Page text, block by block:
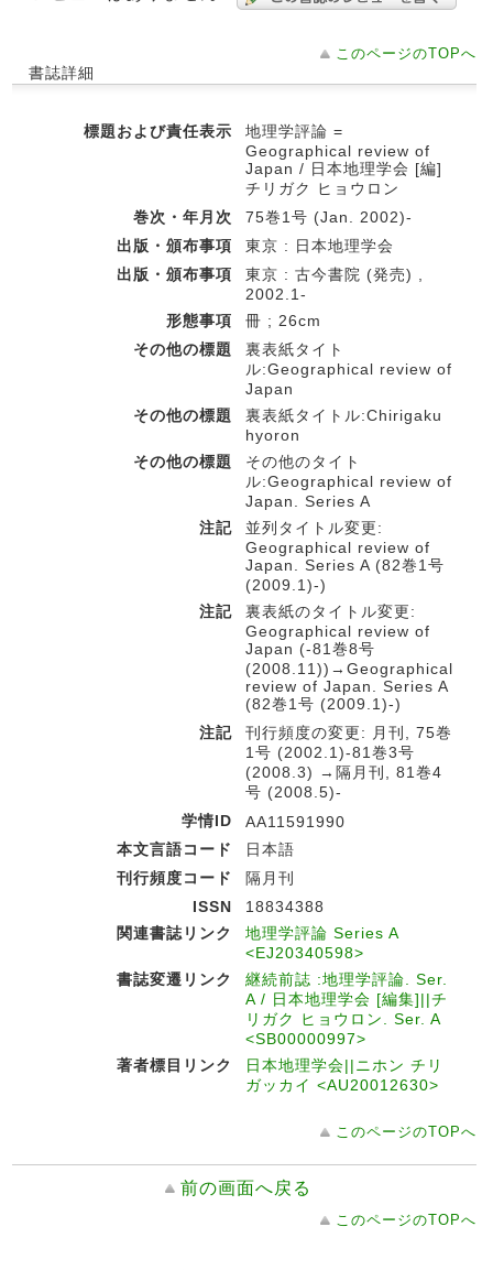
このページのTOPへ
書誌詳細
標題および責任表示
地理学評論 =
Geographical review of
Japan / 日本地理学会 [編]
チリガク ヒョウロン
巻次・年月次
75巻1号 (Jan. 2002)-
出版・頒布事項
東京 : 日本地理学会
出版・頒布事項
東京 : 古今書院 (発売) ,
2002.1-
形態事項
冊 ; 26cm
その他の標題
裏表紙タイト
ル:Geographical review of
Japan
その他の標題
裏表紙タイトル:Chirigaku
hyoron
その他の標題
その他のタイト
ル:Geographical review of
Japan. Series A
注記
並列タイトル変更:
Geographical review of
Japan. Series A (82巻1号
(2009.1)-)
注記
裏表紙のタイトル変更:
Geographical review of
Japan (-81巻8号
(2008.11))→Geographical
review of Japan. Series A
(82巻1号 (2009.1)-)
注記
刊行頻度の変更: 月刊, 75巻
1号 (2002.1)-81巻3号
(2008.3) →隔月刊, 81巻4
号 (2008.5)-
学情ID
AA11591990
本文言語コード
日本語
刊行頻度コード
隔月刊
ISSN
18834388
関連書誌リンク
地理学評論 Series A
<EJ20340598>
書誌変遷リンク
継続前誌 :地理学評論. Ser.
A / 日本地理学会 [編集]||チ
リガク ヒョウロン. Ser. A
<SB00000997>
著者標目リンク
日本地理学会||ニホン チリ
ガッカイ <AU20012630>
このページのTOPへ
前の画面へ戻る
このページのTOPへ